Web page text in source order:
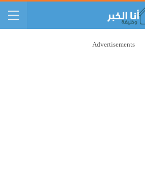
Advertisements